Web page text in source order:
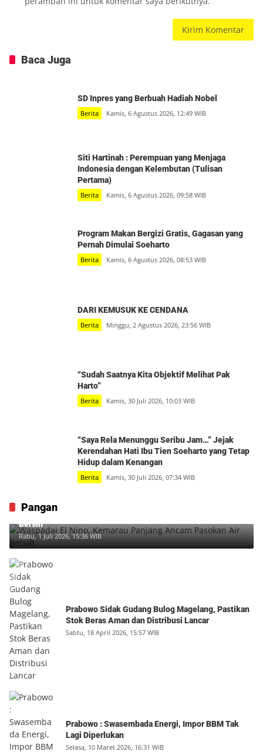
Baca Juga
SD Inpres yang Berbuah Hadiah Nobel
Berita Kamis, 6 Agustus 2026, 12:49 WIB
Siti Hartinah : Perempuan yang Menjaga
Indonesia dengan Kelembutan (Tulisan
Pertama)
Berita Kamis, 6 Agustus 2026, 09:58 WIB
Program Makan Bergizi Gratis, Gagasan yang
Pernah Dimulai Soeharto
Berita Kamis, 6 Agustus 2026, 08:53 WIB
DARI KEMUSUK KE CENDANA
Berita Minggu, 2 Agustus 2026, 23:56 WIB
“Sudah Saatnya Kita Objektif Melihat Pak
Harto”
Berita Kamis, 30 Juli 2026, 10:03 WIB
“Saya Rela Menunggu Seribu Jam…” Jejak
Kerendahan Hati Ibu Tien Soeharto yang Tetap
Hidup dalam Kenangan
Berita Kamis, 30 Juli 2026, 07:34 WIB
Pangan
Waspadai El Nino, Kemarau Panjang Ancam Pasokan Air
Bersih
Rabu, 1 Juli 2026, 15:36 WIB
Prabowo Sidak Gudang Bulog Magelang, Pastikan
Stok Beras Aman dan Distribusi Lancar
Sabtu, 18 April 2026, 15:57 WIB
Prabowo : Swasembada Energi, Impor BBM Tak
Lagi Diperlukan
Selasa, 10 Maret 2026, 16:31 WIB